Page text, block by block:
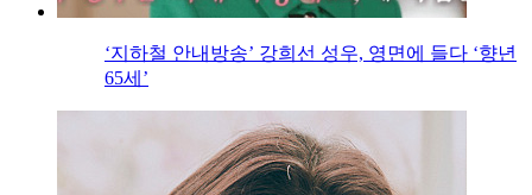
‘지하철 안내방송’ 강희선 성우, 영면에 들다 ‘향년
65세’